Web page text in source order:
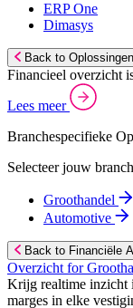
ERP One
Dimasys
Back to Oplossingen
Financieel overzicht
Lees meer
Branchespecifieke
Selecteer jouw
Groothandel
Automotive
Back to Financiële
Overzicht for
Krijg realtime inzicht
marges in elke